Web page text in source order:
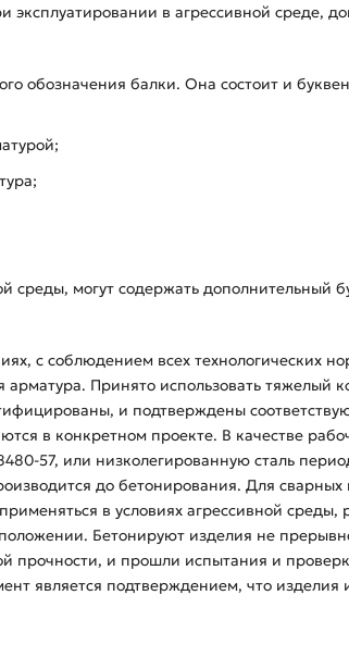
эксплуатировании в агрессивной среде,
обозначения балки. Она состоит и
среды, могут содержать дополнительный
с соблюдением всех
арматура. Принято использовать
и подтверждены
в конкретном проекте. В качестве
57, или низколегированную сталь
до бетонирования. Для сварных
в условиях агрессивной
Бетонируют изделия не
прочности, и прошли испытания и
является подтверждением, что